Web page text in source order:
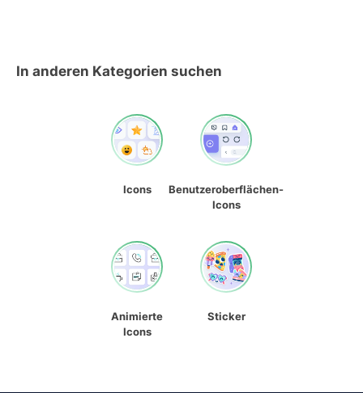
In anderen Kategorien suchen
Icons
Benutzeroberflächen-
Icons
Animierte
Icons
Sticker